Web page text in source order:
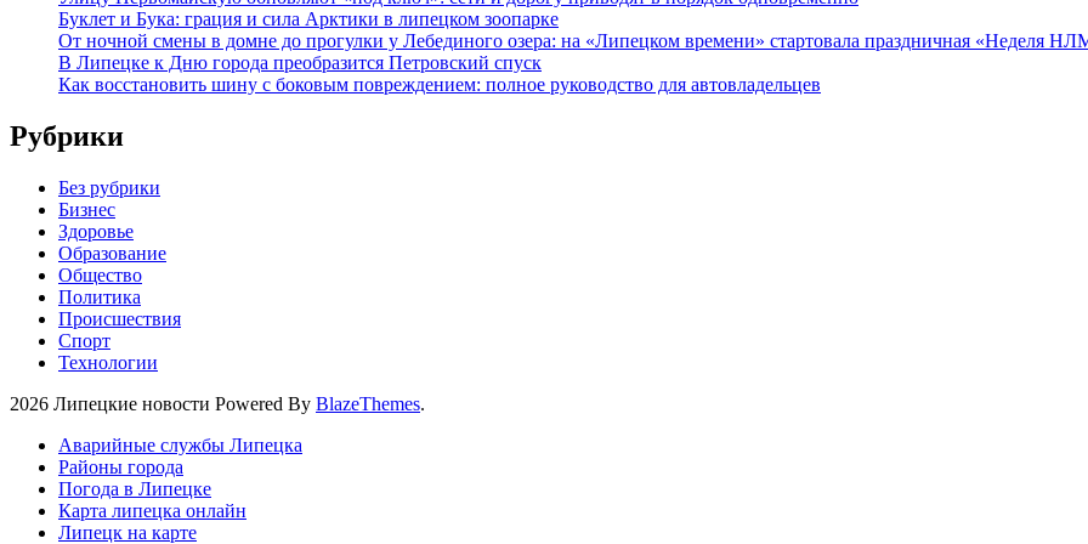
Буклет и Бука: грация и сила Арктики в липецком зоопарке
От ночной смены в домне до прогулки у Лебединого озера: на «Липецком времени» стартовала праздничная «Неделя
В Липецке к Дню города преобразится Петровский спуск
Как восстановить шину с боковым повреждением: полное руководство для автовладельцев
Рубрики
Без рубрики
Бизнес
Здоровье
Образование
Общество
Политика
Происшествия
Спорт
Технологии
2026 Липецкие новости Powered By BlazeThemes.
Аварийные службы Липецка
Районы города
Погода в Липецке
Карта липецка онлайн
Липецк на карте